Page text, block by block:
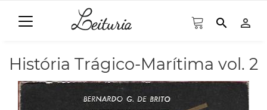
search person_outline
História Trágico-Marítima vol. 2